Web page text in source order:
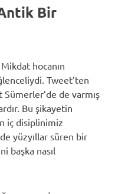
Bir
hocanın
Tweet’ten
de varmış
Bu şikayetin
iç disiplinimiz
yüzyıllar süren bir
başka nasıl